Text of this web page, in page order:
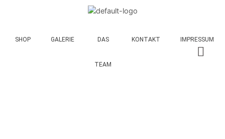
SHOP GALERIE DAS
TEAM
KONTAKT IMPRESSUM